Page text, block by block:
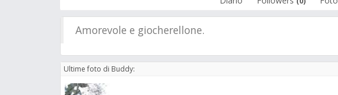
Amorevole e giocherellone.
Ultime foto di Buddy: